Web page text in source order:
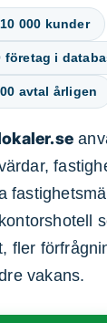
000 kunder
företag i
avtal årligen
fler
vakans.